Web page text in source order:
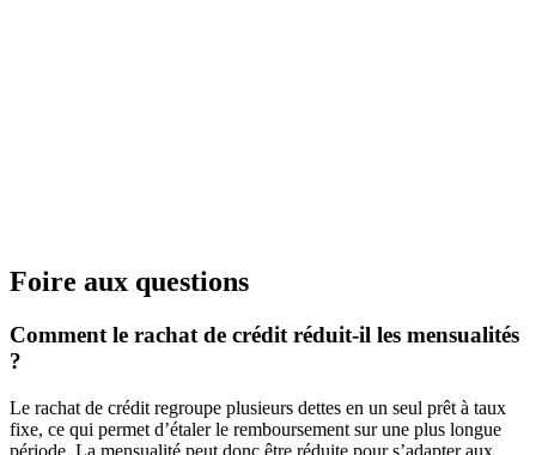
Foire aux questions
Comment le rachat de crédit réduit-il les mensualités
?
Le rachat de crédit regroupe plusieurs dettes en un seul prêt à taux
fixe, ce qui permet d’étaler le remboursement sur une plus longue
période. La mensualité peut donc être réduite pour s’adapter aux